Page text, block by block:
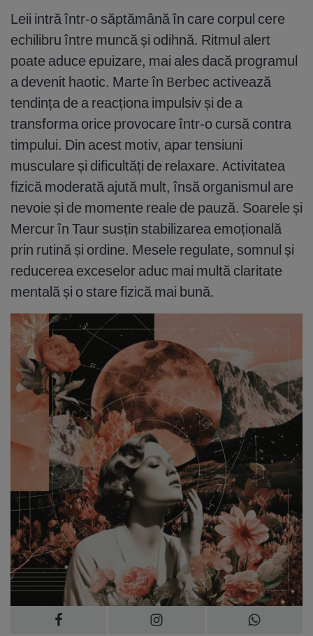
Leii intră într-o săptămână în care corpul cere
echilibru între muncă și odihnă. Ritmul alert
poate aduce epuizare, mai ales dacă programul
a devenit haotic. Marte în Berbec activează
tendința de a reacționa impulsiv și de a
transforma orice provocare într-o cursă contra
timpului. Din acest motiv, apar tensiuni
musculare și dificultăți de relaxare. Activitatea
fizică moderată ajută mult, însă organismul are
nevoie și de momente reale de pauză. Soarele și
Mercur în Taur susțin stabilizarea emoțională
prin rutină și ordine. Mesele regulate, somnul și
reducerea exceselor aduc mai multă claritate
mentală și o stare fizică mai bună.